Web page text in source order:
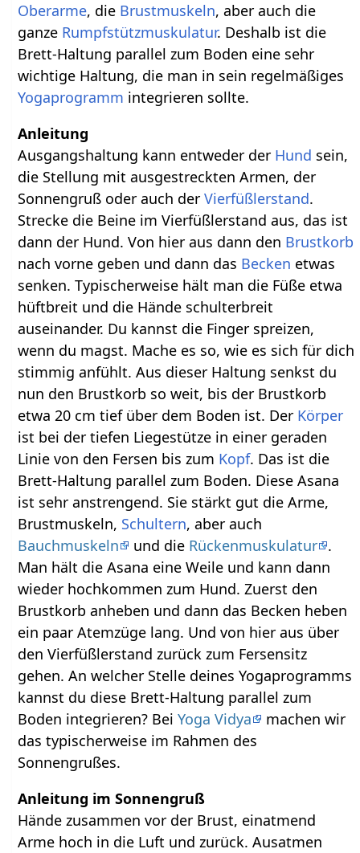
Oberarme, die Brustmuskeln, aber auch die
ganze Rumpfstützmuskulatur. Deshalb ist die
Brett-Haltung parallel zum Boden eine sehr
wichtige Haltung, die man in sein regelmäßiges
Yogaprogramm integrieren sollte.
Anleitung
Ausgangshaltung kann entweder der Hund sein,
die Stellung mit ausgestreckten Armen, der
Sonnengruß oder auch derVierfüßlerstand.
Strecke die Beine im Vierfüßlerstand aus, das ist
dann der Hund. Von hier aus dann den Brustkorb
nach vorne geben und dann das Becken etwas
senken. Typischerweise hält man die Füße etwa
hüftbreit und die Hände schulterbreit
auseinander. Du kannst die Finger spreizen,
wenn du magst. Mache es so, wie es sich für dich
stimmig anfühlt. Aus dieser Haltung senkst du
nun den Brustkorb so weit, bis der Brustkorb
etwa 20 cm tief über dem Boden ist. Der Körper
ist bei der tiefen Liegestütze in einer geraden
Linie von den Fersen bis zum Kopf. Das ist die
Brett-Haltung parallel zum Boden. Diese Asana
ist sehr anstrengend. Sie stärkt gut die Arme,
Brustmuskeln, Schultern, aber auch
Bauchmuskeln
und die Rückenmuskulatur .
Man hält die Asana eine Weile und kann dann
wieder hochkommen zum Hund. Zuerst den
Brustkorb anheben und dann das Becken heben
ein paar Atemzüge lang. Und von hier aus über
den Vierfüßlerstand zurück zum Fersensitz
gehen. An welcher Stelle deines Yogaprogramms
kannst du diese Brett-Haltung parallel zum
Boden integrieren? BeiYoga Vidya
machen wir
das typischerweise im Rahmen des
Sonnengrußes.
Anleitung im Sonnengruß
Hände zusammen vor der Brust, einatmend
Arme hoch in die Luft und zurück. Ausatmen